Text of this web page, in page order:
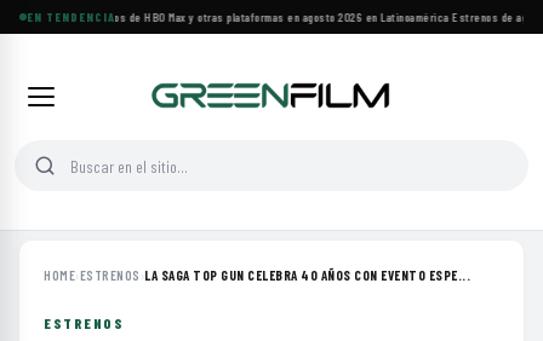
EN TENDENCIA
Principales estrenos de HBO Max y otras plataformas en agosto 2026 en Latinoamérica·Estrenos de
HOME›ESTRENOS ›LA SAGA TOP GUN CELEBRA 40 AÑOS CON EVENTO ESPE...
ESTRENOS